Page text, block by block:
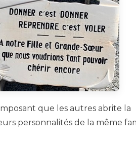
que les autres abrite la
personnalités de la même